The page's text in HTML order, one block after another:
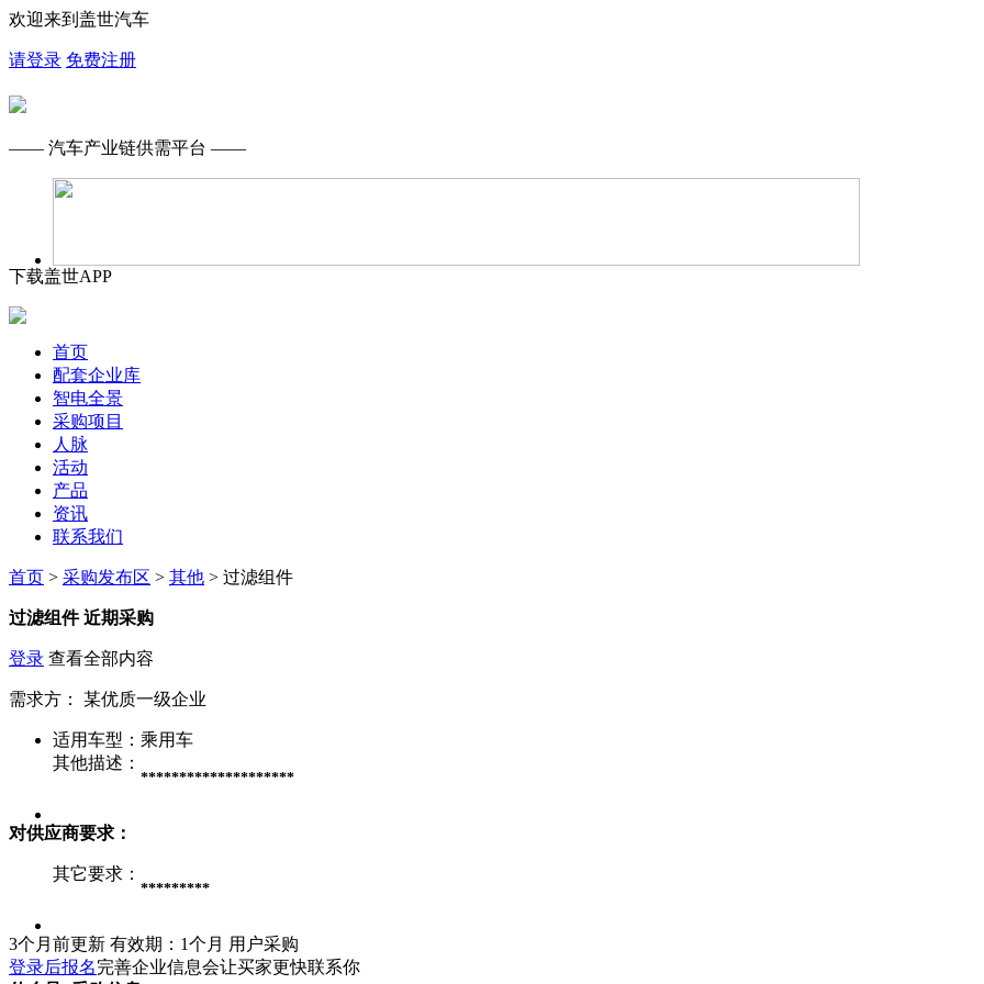
欢迎来到盖世汽车
请登录 免费注册
—— 汽车产业链供需平台 ——
下载盖世APP
首页
配套企业库
智电全景
采购项目
人脉
活动
产品
资讯
联系我们
首页 > 采购发布区 > 其他 > 过滤组件
过滤组件 近期采购
登录 查看全部内容
需求方： 某优质一级企业
适用车型： 乘用车
其他描述：
********************
对供应商要求：
其它要求：
*********
3个月前更新 有效期：1个月 用户采购
登录后报名完善企业信息会让买家更快联系你